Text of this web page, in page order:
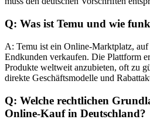
Q: Was ist Temu und wie
A: Temu ist ein Online-Marktplatz,
Endkunden verkaufen. Die Plattform
Produkte weltweit anzubieten, oft zu
direkte Geschäftsmodelle und
Q: Welche rechtlichen
Online-Kauf in Deutschland?